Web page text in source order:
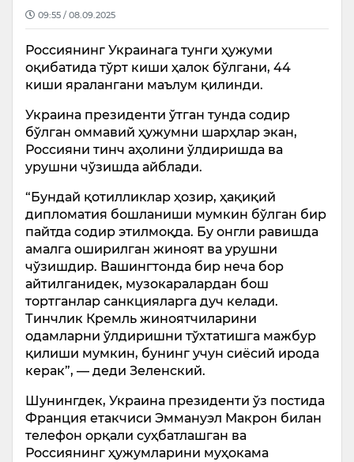
09:55 / 08.09.2025
Россиянинг Украинага тунги ҳужуми
оқибатида тўрт киши ҳалок бўлгани, 44
киши яралангани маълум қилинди.
Украина президенти ўтган тунда содир
бўлган оммавий ҳужумни шарҳлар экан,
Россияни тинч аҳолини ўлдиришда ва
урушни чўзишда айблади.
“Бундай қотилликлар ҳозир, ҳақиқий
дипломатия бошланиши мумкин бўлган бир
пайтда содир этилмоқда. Бу онгли равишда
амалга оширилган жиноят ва урушни
чўзишдир. Вашингтонда бир неча бор
айтилганидек, музокаралардан бош
тортганлар санкцияларга дуч келади.
Тинчлик Кремль жиноятчиларини
одамларни ўлдиришни тўхтатишга мажбур
қилиши мумкин, бунинг учун сиёсий ирода
керак”, — деди Зеленский.
Шунингдек, Украина президенти ўз постида
Франция етакчиси Эммануэл Макрон билан
телефон орқали суҳбатлашган ва
Россиянинг ҳужумларини муҳокама